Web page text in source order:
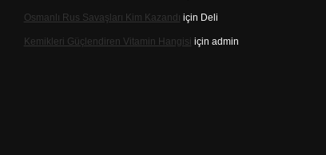
Osmanlı Rus Savaşları Kim Kazandı için Deli
Kemikleri Güçlendiren Vitamin Hangisi için admin